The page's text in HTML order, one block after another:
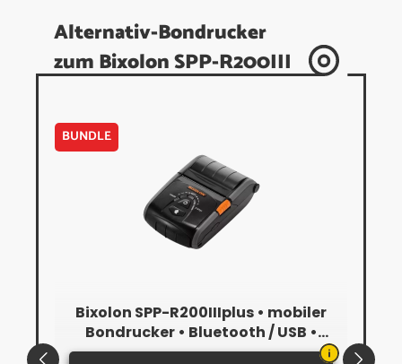
Alternativ-Bondrucker
zum Bixolon SPP-R200III
BUNDLE
Bixolon SPP-R200IIIplus • mobiler
Bondrucker • Bluetooth / USB •
Thermodirekt • mit 50 Rollen